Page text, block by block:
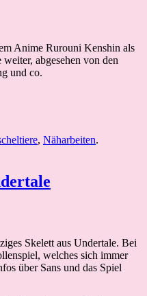
Anime Rurouni Kenshin als
abgesehen von den
und co.
, Näharbeiten.
Skelett aus Undertale. Bei
welches sich immer
über Sans und das Spiel